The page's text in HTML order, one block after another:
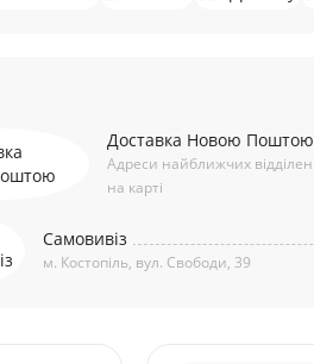
Доставка Новою Поштою
Адреси найближчих
на карті
Самовивіз
м. Костопіль, вул. Свободи, 39